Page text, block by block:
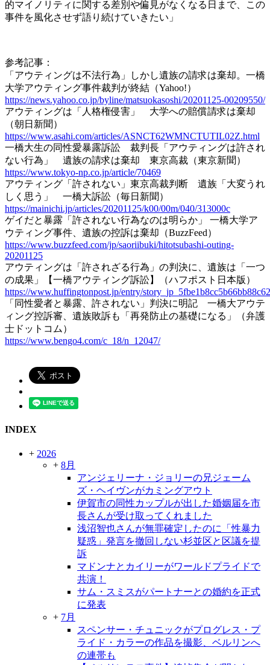
的マイノリティに関する差別や偏見がなくなる日まで、この
事件を風化させず語り続けていきたい」
参考記事：
「アウティングは不法行為」しかし遺族の請求は棄却。一橋
大学アウティング事件裁判が終結（Yahoo!）
https://news.yahoo.co.jp/byline/matsuokasoshi/20201125-00209550/
アウティングは「人格権侵害」 大学への賠償請求は棄却
（朝日新聞）
https://www.asahi.com/articles/ASNCT62WMNCTUTIL02Z.html
一橋大生の同性愛暴露訴訟 裁判長「アウティングは許され
ない行為」 遺族の請求は棄却 東京高裁（東京新聞）
https://www.tokyo-np.co.jp/article/70469
アウティング「許されない」東京高裁判断 遺族「大変うれ
しく思う」 一橋大訴訟（毎日新聞）
https://mainichi.jp/articles/20201125/k00/00m/040/313000c
ゲイだと暴露「許されない行為なのは明らか」 一橋大学ア
ウティング事件、遺族の控訴は棄却（BuzzFeed）
https://www.buzzfeed.com/jp/saoriibuki/hitotsubashi-outing-
20201125
アウティングは「許されざる行為」の判決に、遺族は「一つ
の成果」【一橋アウティング訴訟】（ハフポスト日本版）
https://www.huffingtonpost.jp/entry/
「同性愛者と暴露、許されない」判決に明記 一橋大アウテ
ィング控訴審、遺族敗訴も「再発防止の基礎になる」（弁護
士ドットコム）
https://www.bengo4.com/c_18/n_12047/
INDEX
+ 2026
+ 8月
アンジェリーナ・ジョリーの兄ジェーム
ズ・ヘイヴンがカミングアウト
伊賀市の同性カップルが出した婚姻届を市
長さんが受け取ってくれました
浅沼智也さんが無罪確定したのに「性暴力
疑惑」発言を撤回しない杉並区と区議を提
訴
マドンナとカイリーがワールドプライドで
共演！
サム・スミスがパートナーとの婚約を正式
に発表
+ 7月
スペンサー・チュニックがプログレス・プ
ライド・カラーの作品を撮影、ベルリンへ
の連帯も